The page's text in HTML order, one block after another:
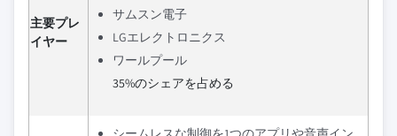
主要プレ
イヤー
サムスン電子
LGエレクトロニクス
ワールプール
35%のシェアを占める